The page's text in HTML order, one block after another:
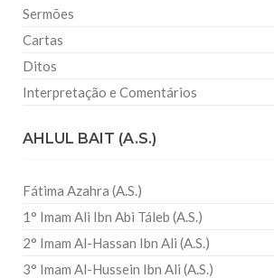
Sermões
Cartas
Ditos
Interpretação e Comentários
AHLUL BAIT (A.S.)
Fátima Azahra (A.S.)
1° Imam Ali Ibn Abi Táleb (A.S.)
2° Imam Al-Hassan Ibn Ali (A.S.)
3° Imam Al-Hussein Ibn Ali (A.S.)